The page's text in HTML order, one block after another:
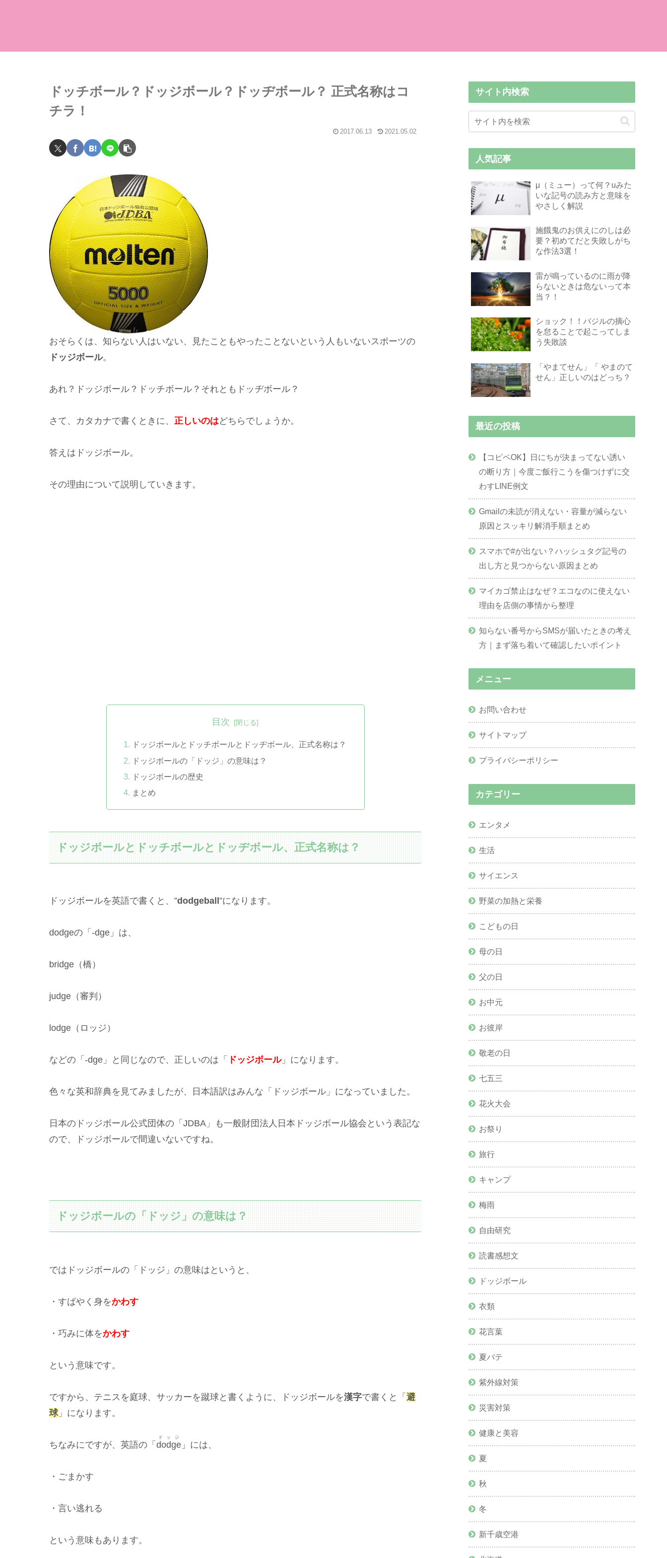
ドッチボール？ドッジボール？ドッヂボール？ 正式名称はコ
チラ！
2017.06.13 2021.05.02
おそらくは、知らない人はいない、見たこともやったことないという人もいないスポーツの
ドッジボール。
あれ？ドッジボール？ドッチボール？それともドッヂボール？
さて、カタカナで書くときに、 正しいのはどちらでしょうか。
答えはドッジボール。
その理由について説明していきます。
目次
ドッジボールとドッチボールとドッヂボール、正式名称は？
ドッジボールの「ドッジ」の意味は？
ドッジボールの歴史
まとめ
ドッジボールとドッチボールとドッヂボール、正式名称は？
ドッジボールを英語で書くと、”dodgeball ”になります。
dodgeの「-dge」は、
bridge（橋）
judge（審判）
lodge（ロッジ）
などの「-dge」と同じなので、正しいのは「 ドッジボール」になります。
色々な英和辞典を見てみましたが、日本語訳はみんな「ドッジボール」になっていました。
日本のドッジボール公式団体の「JDBA」も一般財団法人日本ドッジボール協会という表記な
ので、ドッジボールで間違いないですね。
ドッジボールの「ドッジ」の意味は？
ではドッジボールの「ドッジ」の意味はというと、
・すばやく身をかわす
・巧みに体をかわす
という意味です。
ですから、テニスを庭球、サッカーを蹴球と書くように、ドッジボールを漢字で書くと「 避
球」になります。
ちなみにですが、英語の「 dodge
ドッジ
」には、
・ごまかす
・言い逃れる
という意味もあります。
サイト内検索
人気記事
μ（ミュー）って何？uみた
いな記号の読み方と意味を
やさしく解説
施餓鬼のお供えにのしは必
要？初めてだと失敗しがち
な作法3選！
雷が鳴っているのに雨が降
らないときは危ないって本
当？！
ショック！！バジルの摘心
を怠ることで起こってしま
う失敗談
「やまてせん」「 やまのて
せん」正しいのはどっち？
最近の投稿
【コピペOK】日にちが決まってない誘い
の断り方｜今度ご飯行こうを傷つけずに交
わすLINE例文
Gmailの未読が消えない・容量が減らない
原因とスッキリ解消手順まとめ
スマホで#が出ない？ハッシュタグ記号の
出し方と見つからない原因まとめ
マイカゴ禁止はなぜ？エコなのに使えない
理由を店側の事情から整理
知らない番号からSMSが届いたときの考え
方｜まず落ち着いて確認したいポイント
メニュー
お問い合わせ
サイトマップ
プライバシーポリシー
カテゴリー
エンタメ
生活
サイエンス
野菜の加熱と栄養
こどもの日
母の日
父の日
お中元
お彼岸
敬老の日
七五三
花火大会
お祭り
旅行
キャンプ
梅雨
自由研究
読書感想文
ドッジボール
衣類
花言葉
夏バテ
紫外線対策
災害対策
健康と美容
夏
秋
冬
新千歳空港